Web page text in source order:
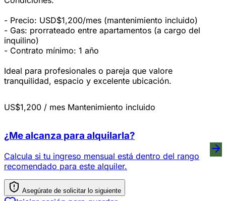
- Precio: USD$1,200/mes (mantenimiento incluido)
- Gas: prorrateado entre apartamentos (a cargo del
inquilino)
- Contrato mínimo: 1 año
Ideal para profesionales o pareja que valore
tranquilidad, espacio y excelente ubicación.
US$1,200 / mes Mantenimiento incluido
¿Me alcanza para alquilarla?
Calcula si tu ingreso mensual está dentro del rango
recomendado para este alquiler.
Asegúrate de solicitar lo siguiente